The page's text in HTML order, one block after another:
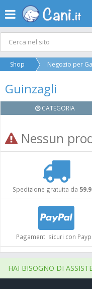
Shop Negozio per
Guinzagli
CATEGORIA
Nessun
Spedizione gratuita da
Pagamenti sicuri con
HAI BISOGNO DI